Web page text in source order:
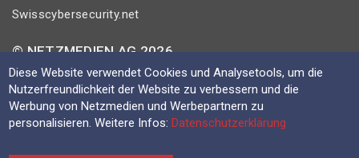
Swisscybersecurity.net
© NETZMEDIEN AG 2026
Impressum
AGB
Nutzungsbestimmungen
Diese Website verwendet Cookies und Analysetools, um die
Nutzerfreundlichkeit der Website zu verbessern und die
Werbung von Netzmedien und Werbepartnern zu
personalisieren. Weitere Infos:Datenschutzerklärung